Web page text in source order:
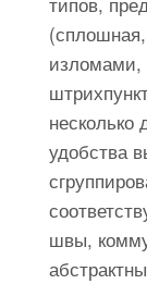
изломами,
несколько
удобства
швы,